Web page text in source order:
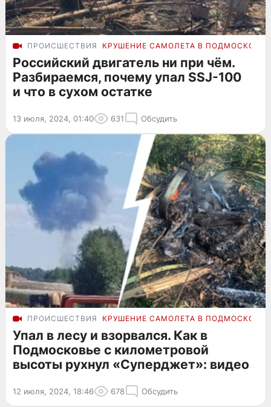
ПРОИСШЕСТВИЯ КРУШЕНИЕ САМОЛЕТА В ПОДМОСКОВЬЕ
Российский двигатель ни при чём.
Разбираемся, почему упал SSJ-100
и что в сухом остатке
13 июля, 2024, 01:40 631 Обсудить
ПРОИСШЕСТВИЯ КРУШЕНИЕ САМОЛЕТА В ПОДМОСКОВЬЕ
Упал в лесу и взорвался. Как в
Подмосковье с километровой
высоты рухнул «Суперджет»: видео
12 июля, 2024, 18:46 678 Обсудить